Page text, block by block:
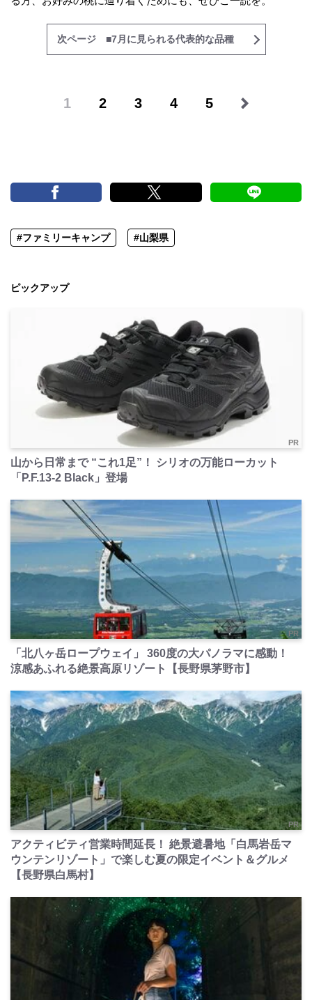
次ページ ■7月に見られる代表的な品種
1 2 3 4 5
#ファミリーキャンプ #山梨県
ピックアップ
PR
山から日常まで “これ1足”！ シリオの万能ローカット
「P.F.13-2 Black」登場
PR
「北八ヶ岳ロープウェイ」 360度の大パノラマに感動！
涼感あふれる絶景高原リゾート【長野県茅野市】
PR
アクティビティ営業時間延長！ 絶景避暑地「白馬岩岳マ
ウンテンリゾート」で楽しむ夏の限定イベント＆グルメ
【長野県白馬村】